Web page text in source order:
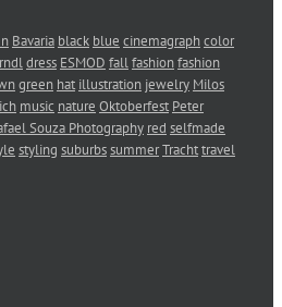
Bavaria black blue cinemagraphcolor
dress ESMOD fallfashionfashion
green hat illustration jewelry Milos
music nature Oktoberfest Peter
Souza Photography red selfmade
styling suburbssummerTrachttravel